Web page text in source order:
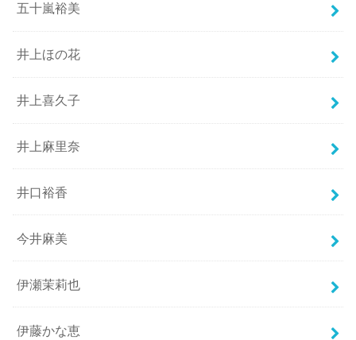
五十嵐裕美
井上ほの花
井上喜久子
井上麻里奈
井口裕香
今井麻美
伊瀬茉莉也
伊藤かな恵